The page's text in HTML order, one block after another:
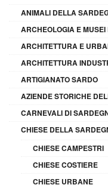
ANIMALI DELLA
ARCHEOLOGIA E
ARCHITETTURA E
ARCHITETTURA
ARTIGIANATO SARDO
AZIENDE STORICHE
CARNEVALI DI
CHIESE DELLA
CHIESE CAMPESTRI
CHIESE COSTIERE
CHIESE URBANE